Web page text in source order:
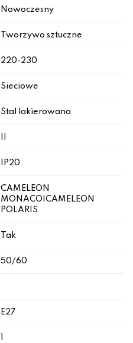
Nowoczesny
Tworzywo sztuczne
220-230
Sieciowe
Stal lakierowana
IP20
CAMELEON
MONACO|CAMELEON
POLARIS
Tak
50/60
E27